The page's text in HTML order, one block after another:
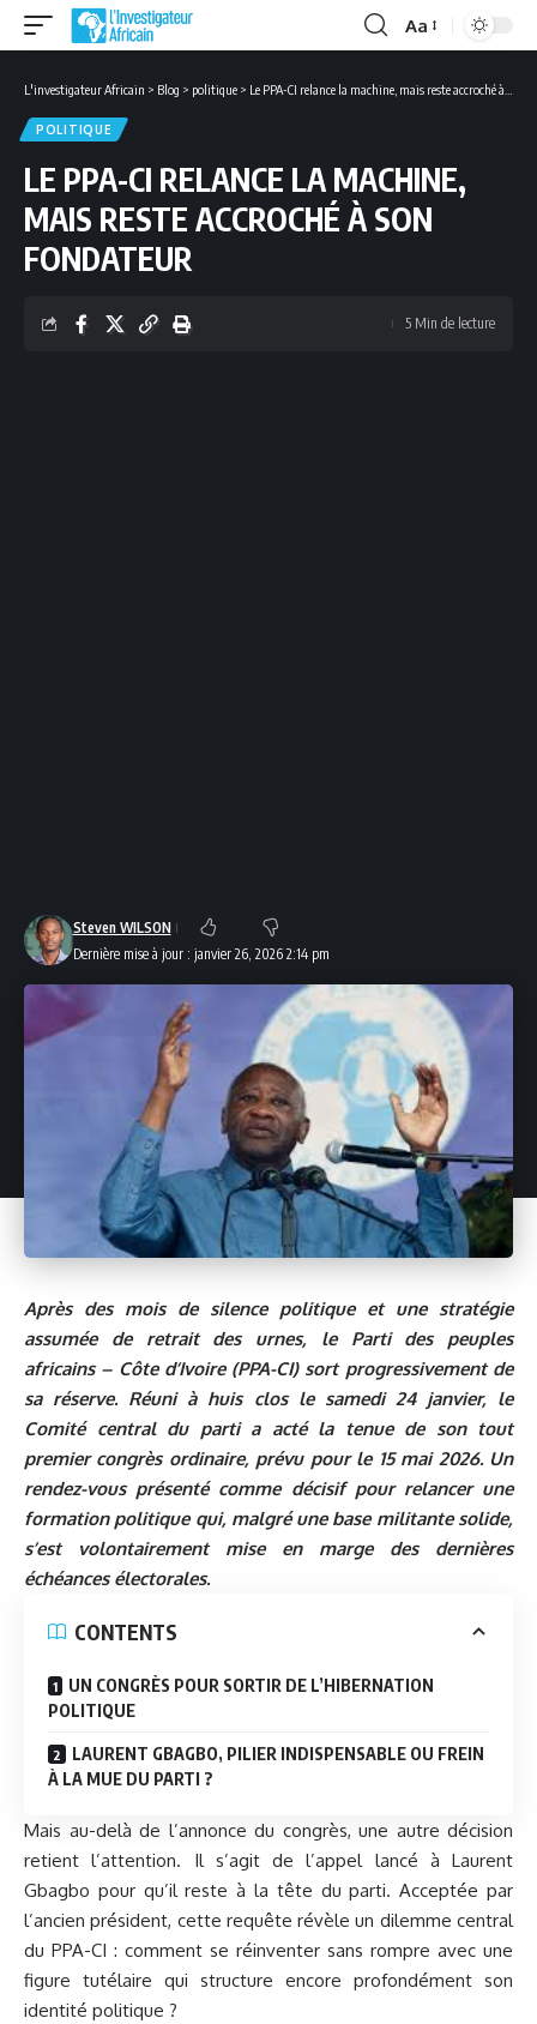
Font
Aa
L'investigateur Africain > Blog > politique > Le PPA-CI relance la machine, mais reste accroché à son fondateur
POLITIQUE
LE PPA-CI RELANCE LA MACHINE,
MAIS RESTE ACCROCHÉ À SON
FONDATEUR
Dernière mise à jour : janvier 26, 2026 2:14 pm
Steven WILSON
5 Min de lecture
Après des mois de silence politique et une stratégie
assumée de retrait des urnes, le Parti des peuples
africains – Côte d’Ivoire (PPA-CI) sort progressivement de
sa réserve. Réuni à huis clos le samedi 24 janvier, le
Comité central du parti a acté la tenue de son tout
premier congrès ordinaire, prévu pour le 15 mai 2026. Un
rendez-vous présenté comme décisif pour relancer une
formation politique qui, malgré une base militante solide,
s’est volontairement mise en marge des dernières
échéances électorales.
CONTENTS
UN CONGRÈS POUR SORTIR DE L’HIBERNATION
POLITIQUE
LAURENT GBAGBO, PILIER INDISPENSABLE OU FREIN
À LA MUE DU PARTI ?
Mais au-delà de l’annonce du congrès, une autre décision
retient l’attention. Il s’agit de l’appel lancé à Laurent
Gbagbo pour qu’il reste à la tête du parti. Acceptée par
l’ancien président, cette requête révèle un dilemme central
du PPA-CI : comment se réinventer sans rompre avec une
figure tutélaire qui structure encore profondément son
identité politique ?